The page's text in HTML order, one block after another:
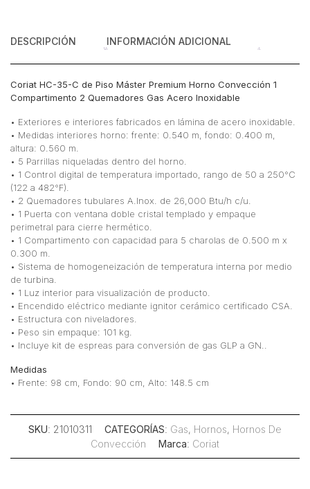
Inoxidable
DESCRIPCIÓN INFORMACIÓN ADICIONAL
Coriat HC-35-C de Piso Máster Premium Horno Convección 1
Compartimento 2 Quemadores Gas Acero Inoxidable
• Exteriores e interiores fabricados en lámina de acero inoxidable.
• Medidas interiores horno: frente: 0.540 m, fondo: 0.400 m,
altura: 0.560 m.
• 5 Parrillas niqueladas dentro del horno.
• 1 Control digital de temperatura importado, rango de 50 a 250°C
(122 a 482°F).
• 2 Quemadores tubulares A.Inox. de 26,000 Btu/h c/u.
• 1 Puerta con ventana doble cristal templado y empaque
perimetral para cierre hermético.
• 1 Compartimento con capacidad para 5 charolas de 0.500 m x
0.300 m.
• Sistema de homogeneización de temperatura interna por medio
de turbina.
• 1 Luz interior para visualización de producto.
• Encendido eléctrico mediante ignitor cerámico certificado CSA.
• Estructura con niveladores.
• Peso sin empaque: 101 kg.
• Incluye kit de espreas para conversión de gas GLP a GN..
Medidas
• Frente: 98 cm, Fondo: 90 cm, Alto: 148.5 cm
SKU: 21010311 CATEGORÍAS: Gas, Hornos, Hornos De
Convección
Marca: Coriat